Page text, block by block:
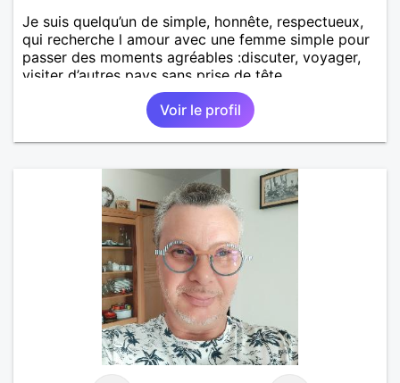
Je suis quelqu’un de simple, honnête, respectueux,
qui recherche l amour avec une femme simple pour
passer des moments agréables :discuter, voyager,
visiter d’autres pays sans prise de tête.
Voir le profil